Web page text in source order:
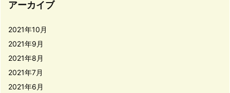
アーカイブ
2021年10月
2021年9月
2021年8月
2021年7月
2021年6月